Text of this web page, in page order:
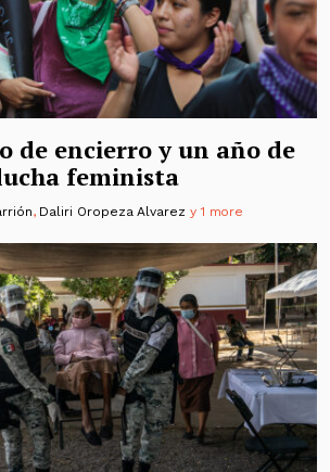
de encierro y un año de
feminista
, Daliri Oropeza Alvarez y 1 more